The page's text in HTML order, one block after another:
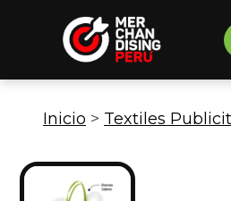
Inicio > Textiles